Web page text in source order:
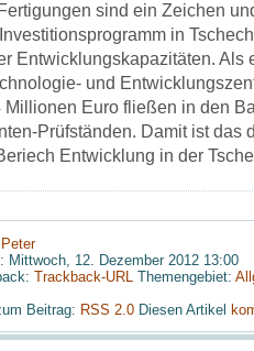
sind ein Zeichen
in
Entwicklungskapazitäten. Als
und
Euro fließen in den
Prüfständen. Damit ist das
Entwicklung in der
Peter
Mittwoch, 12. Dezember 2012 13:00
Trackback-URL Themengebiet:
Beitrag: RSS 2.0 Diesen Artikel